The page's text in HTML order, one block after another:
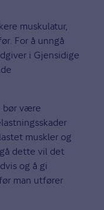
muskulatur,
For å unngå
i Gjensidige
bør være
muskler og
dette vil det
og å gi
man utfører